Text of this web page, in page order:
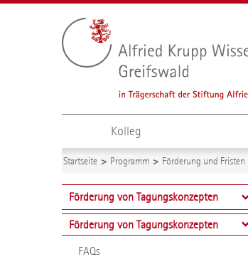
Kolleg
Startseite Programm Förderung und Fristen
Förderung von Tagungskonzepten
Förderung von Tagungskonzepten
FAQs